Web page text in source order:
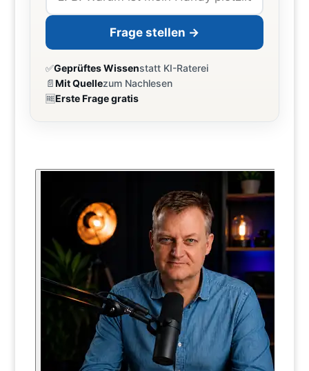
Frage stellen →
✅Geprüftes Wissenstatt KI-Raterei
📄Mit Quellezum Nachlesen
🆓Erste Frage gratis